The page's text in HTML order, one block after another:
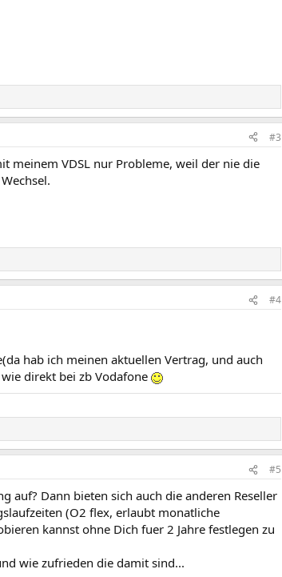
#3
meinem VDSL nur Probleme, weil der nie die
#4
hab ich meinen aktuellen Vertrag, und auch
direkt bei zb Vodafone
#5
auf? Dann bieten sich auch die anderen Reseller
(O2 flex, erlaubt monatliche
kannst ohne Dich fuer 2 Jahre festlegen zu
wie zufrieden die damit sind...